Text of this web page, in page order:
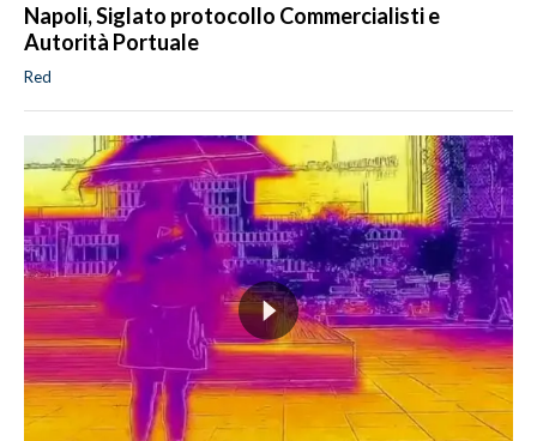
Napoli, Siglato protocollo Commercialisti e
Autorità Portuale
Red